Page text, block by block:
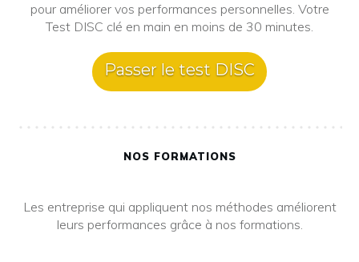
pour améliorer vos performances personnelles. Votre
Test DISC clé en main en moins de 30 minutes.
Passer le test DISC
NOS FORMATIONS
Les entreprise qui appliquent nos méthodes améliorent
leurs performances grâce à nos formations.